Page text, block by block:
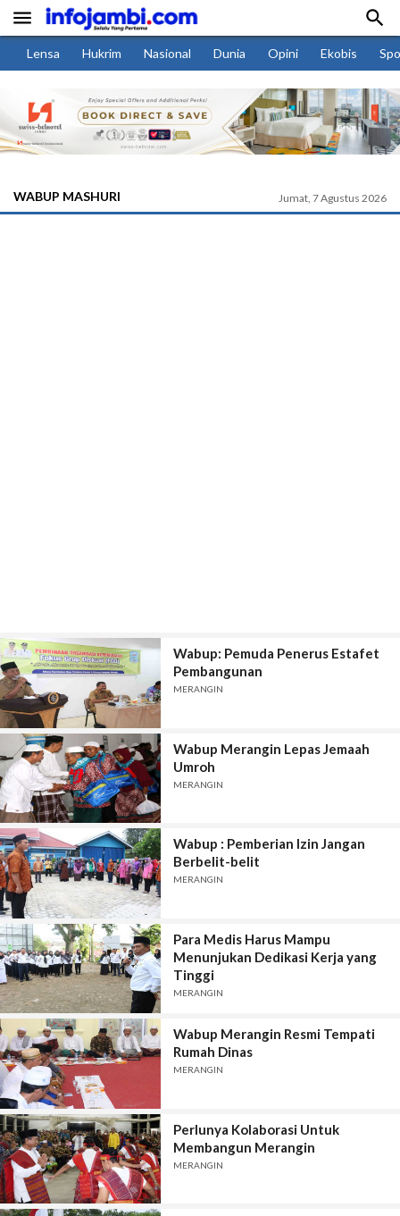
 
Lensa Hukrim Nasional Dunia Opini Ekobis
WABUP MASHURI Jumat, 7 Agustus 2026
Wabup: Pemuda Penerus Estafet
Pembangunan
MERANGIN
Wabup Merangin Lepas Jemaah
Umroh
MERANGIN
Wabup : Pemberian Izin Jangan
Berbelit-belit
MERANGIN
Para Medis Harus Mampu
Menunjukan Dedikasi Kerja yang
Tinggi
MERANGIN
Wabup Merangin Resmi Tempati
Rumah Dinas
MERANGIN
Perlunya Kolaborasi Untuk
Membangun Merangin
MERANGIN